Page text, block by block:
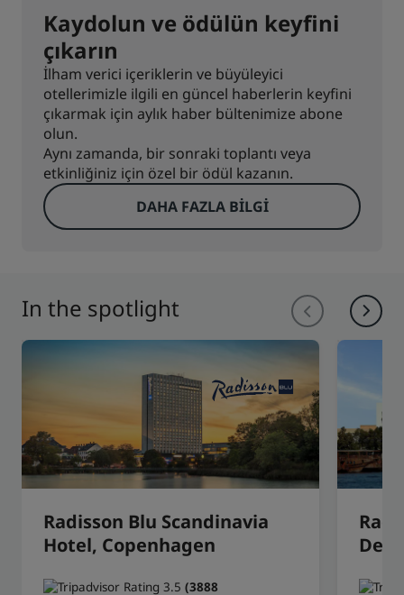
Kaydolun ve ödülün keyfini
çıkarın
İlham verici içeriklerin ve büyüleyici
otellerimizle ilgili en güncel haberlerin keyfini
çıkarmak için aylık haber bültenimize abone
olun.
Aynı zamanda, bir sonraki toplantı veya
etkinliğiniz için özel bir ödül kazanın.
DAHA FAZLA BILGI
In the spotlight
Radisson Blu Scandinavia
Hotel, Copenhagen
(3888